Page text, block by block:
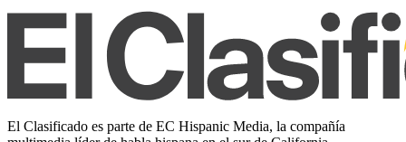
El Clasificado es parte de EC Hispanic Media, la compañía